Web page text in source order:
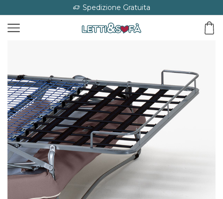
Spedizione Gratuita